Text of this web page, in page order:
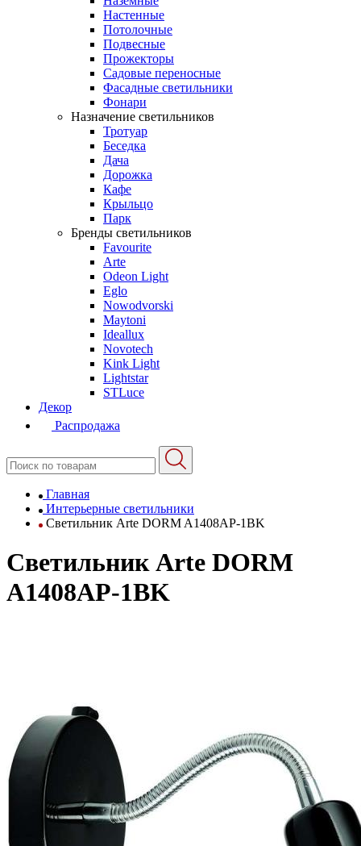
Настенные
Потолочные
Подвесные
Прожекторы
Садовые переносные
Фасадные светильники
Фонари
Назначение светильников
Тротуар
Беседка
Дача
Дорожка
Кафе
Крыльцо
Парк
Бренды светильников
Favourite
Arte
Odeon Light
Eglo
Nowodvorski
Maytoni
Ideallux
Novotech
Kink Light
Lightstar
STLuce
Декор
Распродажа
Главная
Интерьерные светильники
Светильник Arte DORM A1408AP-1BK
Светильник Arte DORM
A1408AP-1BK